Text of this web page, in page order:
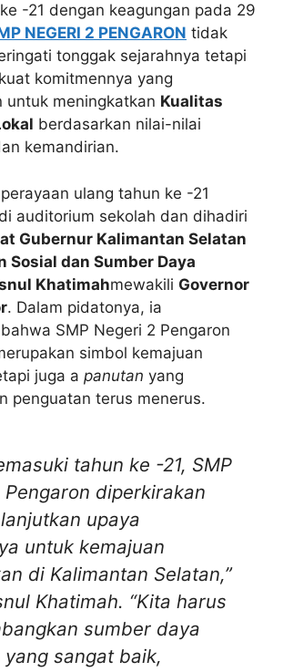
-21 dengan keagungan pada 29
NEGERI 2 PENGARON tidak
tonggak sejarahnya tetapi
komitmennya yang
untuk meningkatkan Kualitas
berdasarkan nilai-nilai
kemandirian.
ulang tahun ke -21
auditorium sekolah dan dihadiri
Gubernur Kalimantan Selatan
Sosial dan Sumber Daya
Khatimahmewakili Governor
. Dalam pidatonya, ia
SMP Negeri 2 Pengaron
simbol kemajuan
juga a panutan yang
penguatan terus menerus.
tahun ke -21, SMP
Pengaron diperkirakan
upaya
untuk kemajuan
di Kalimantan Selatan,”
Khatimah. “Kita harus
sumber daya
sangat baik,